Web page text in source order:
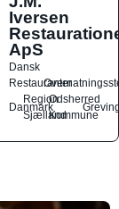
Iversen
ApS
Dansk
Restauranter
Danmark
Region
Sjælland
Odsherred
Kommune